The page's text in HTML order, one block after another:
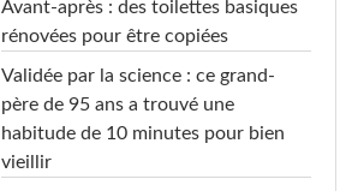
Avant-après : des toilettes basiques
rénovées pour être copiées
Validée par la science : ce grand-
père de 95 ans a trouvé une
habitude de 10 minutes pour bien
vieillir